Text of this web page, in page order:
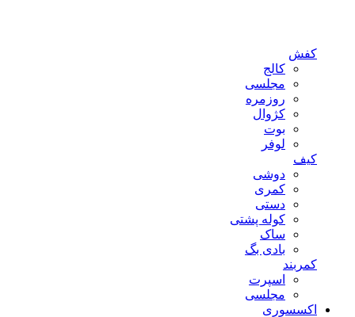
کفش
کالج
مجلسی
روزمره
کژوال
بوت
لوفر
کیف
دوشی
کمری
دستی
کوله پشتی
ساک
بادی بگ
کمربند
اسپرت
مجلسی
اکسسوری